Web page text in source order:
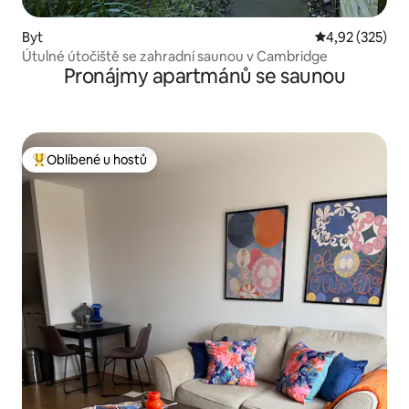
Byt Průměrné
4,92 (325)
Útulné útočiště se zahradní saunou v Cambridge
Pronájmy apartmánů se saunou
Nejlepší v kategorii Oblíbené u hostů
Oblíbené u hostů